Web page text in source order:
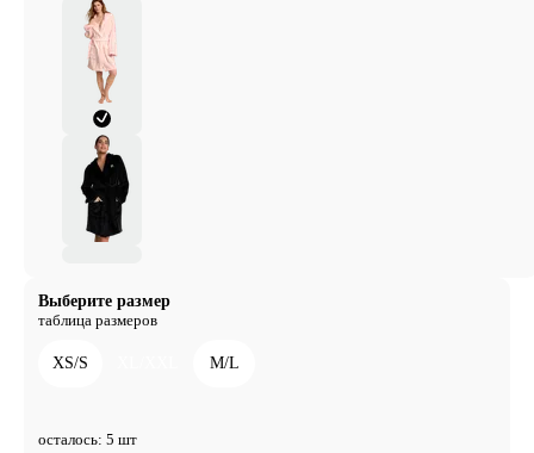
Выберите размер
таблица размеров
XS/S M/L
осталось: 5 шт